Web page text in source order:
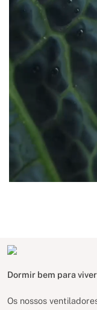
Dormir bem para
Os nossos